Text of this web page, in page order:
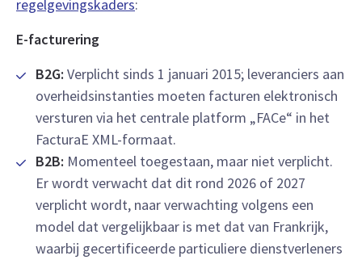
regelgevingskaders:
E-facturering
B2G: Verplicht sinds 1 januari 2015; leveranciers aan
overheidsinstanties moeten facturen elektronisch
versturen via het centrale platform „FACe“ in het
FacturaE XML-formaat.
B2B: Momenteel toegestaan, maar niet verplicht.
Er wordt verwacht dat dit rond 2026 of 2027
verplicht wordt, naar verwachting volgens een
model dat vergelijkbaar is met dat van Frankrijk,
waarbij gecertificeerde particuliere dienstverleners